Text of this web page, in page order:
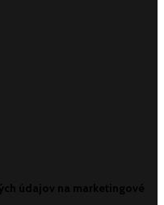
údajov na marketingové